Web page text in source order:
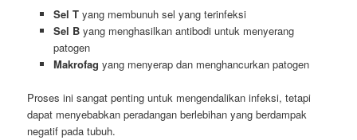
Sel Tyang membunuh sel yang terinfeksi
Sel Byang menghasilkan antibodi untuk menyerang
patogen
Makrofag yang menyerap dan menghancurkan patogen
Proses ini sangat penting untuk mengendalikan infeksi, tetapi
dapat menyebabkan peradangan berlebihan yang berdampak
negatif pada tubuh.